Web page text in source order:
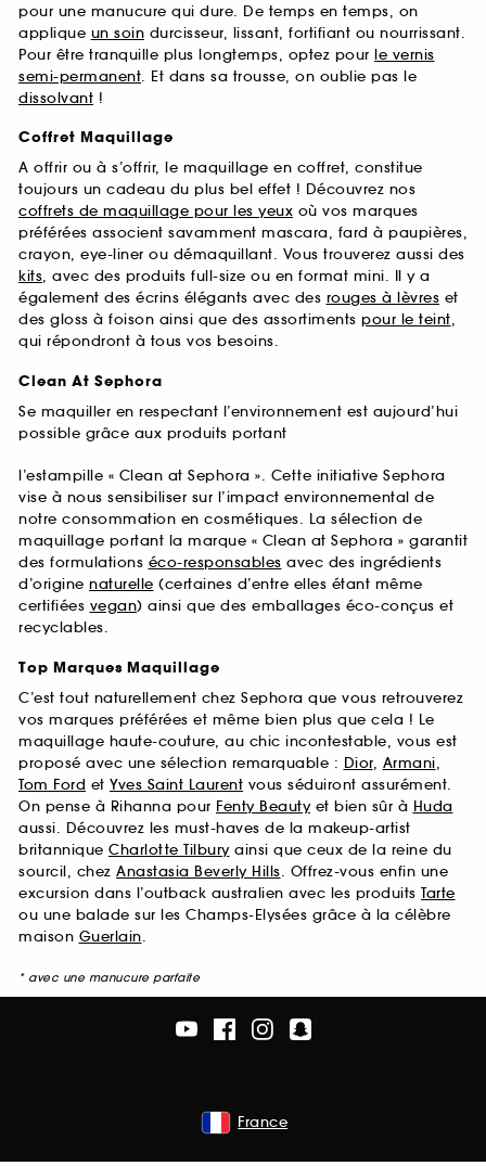
pour une manucure qui dure. De temps en temps, on
applique un soin durcisseur, lissant, fortifiant ou nourrissant.
Pour être tranquille plus longtemps, optez pour le vernis
semi-permanent. Et dans sa trousse, on oublie pas le
dissolvant !
Coffret Maquillage
A offrir ou à s’offrir, le maquillage en coffret, constitue
toujours un cadeau du plus bel effet ! Découvrez nos
coffrets de maquillage pour les yeux où vos marques
préférées associent savamment mascara, fard à paupières,
crayon, eye-liner ou démaquillant. Vous trouverez aussi des
kits, avec des produits full-size ou en format mini. Il y a
également des écrins élégants avec des rouges à lèvres et
des gloss à foison ainsi que des assortiments pour le teint,
qui répondront à tous vos besoins.
Clean At Sephora
Se maquiller en respectant l’environnement est aujourd’hui
possible grâce aux produits portant
l’estampille « Clean at Sephora ». Cette initiative Sephora
vise à nous sensibiliser sur l’impact environnemental de
notre consommation en cosmétiques. La sélection de
maquillage portant la marque « Clean at Sephora » garantit
des formulations éco-responsables avec des ingrédients
d’origine naturelle (certaines d’entre elles étant même
certifiées vegan) ainsi que des emballages éco-conçus et
recyclables.
Top Marques Maquillage
C’est tout naturellement chez Sephora que vous retrouverez
vos marques préférées et même bien plus que cela ! Le
maquillage haute-couture, au chic incontestable, vous est
proposé avec une sélection remarquable : Dior, Armani,
Tom Ford et Yves Saint Laurent vous séduiront assurément.
On pense à Rihanna pour Fenty Beautyet bien sûr à Huda
aussi. Découvrez les must-haves de la makeup-artist
britannique Charlotte Tilburyainsi que ceux de la reine du
sourcil, chez Anastasia Beverly Hills. Offrez-vous enfin une
excursion dans l’outback australien avec les produits Tarte
ou une balade sur les Champs-Elysées grâce à la célèbre
maison Guerlain.
* avec une manucure parfaite
France